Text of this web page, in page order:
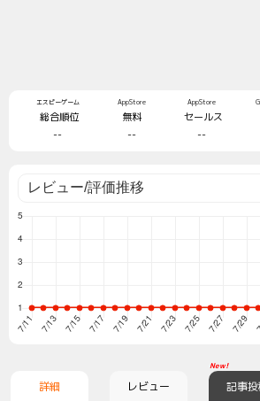
エスピーゲーム
総合順位
--
AppStore
無料
--
AppStore
セールス
--
詳細 レビュー
New!
記事投